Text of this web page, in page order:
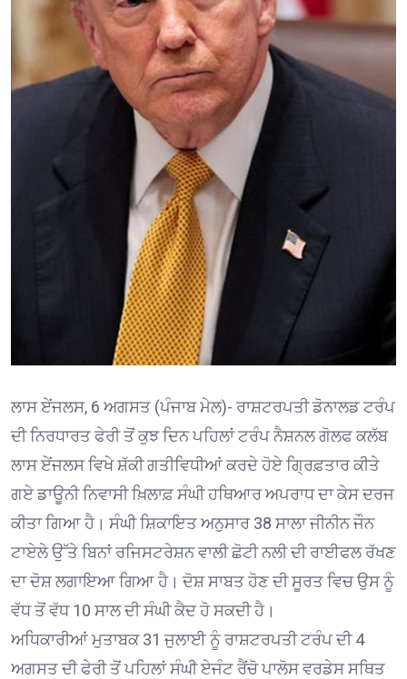
ਲਾਸ ਏਂਜਲਸ, 6 ਅਗਸਤ (ਪੰਜਾਬ ਮੇਲ)- ਰਾਸ਼ਟਰਪਤੀ ਡੋਨਾਲਡ ਟਰੰਪ
ਦੀ ਨਿਰਧਾਰਤ ਫੇਰੀ ਤੋਂ ਕੁਝ ਦਿਨ ਪਹਿਲਾਂ ਟਰੰਪ ਨੈਸ਼ਨਲ ਗੋਲਫ ਕਲੱਬ
ਲਾਸ ਏਂਜਲਸ ਵਿਖੇ ਸ਼ੱਕੀ ਗਤੀਵਿਧੀਆਂ ਕਰਦੇ ਹੋਏ ਗ੍ਰਿਫ਼ਤਾਰ ਕੀਤੇ
ਗਏ ਡਾਊਨੀ ਨਿਵਾਸੀ ਖ਼ਿਲਾਫ਼ ਸੰਘੀ ਹਥਿਆਰ ਅਪਰਾਧ ਦਾ ਕੇਸ ਦਰਜ
ਕੀਤਾ ਗਿਆ ਹੈ। ਸੰਘੀ ਸ਼ਿਕਾਇਤ ਅਨੁਸਾਰ 38 ਸਾਲਾ ਜੀਨੀਨ ਜੌਨ
ਟਾਏਲੇ ਉੱਤੇ ਬਿਨਾਂ ਰਜਿਸਟਰੇਸ਼ਨ ਵਾਲੀ ਛੋਟੀ ਨਲੀ ਦੀ ਰਾਈਫਲ ਰੱਖਣ
ਦਾ ਦੋਸ਼ ਲਗਾਇਆ ਗਿਆ ਹੈ। ਦੋਸ਼ ਸਾਬਤ ਹੋਣ ਦੀ ਸੂਰਤ ਵਿਚ ਉਸ ਨੂੰ
ਵੱਧ ਤੋਂ ਵੱਧ 10 ਸਾਲ ਦੀ ਸੰਘੀ ਕੈਦ ਹੋ ਸਕਦੀ ਹੈ।
ਅਧਿਕਾਰੀਆਂ ਮੁਤਾਬਕ 31 ਜੁਲਾਈ ਨੂੰ ਰਾਸ਼ਟਰਪਤੀ ਟਰੰਪ ਦੀ 4
ਅਗਸਤ ਦੀ ਫੇਰੀ ਤੋਂ ਪਹਿਲਾਂ ਸੰਘੀ ਏਜੰਟ ਰੈਂਚੋ ਪਾਲੋਸ ਵਰਡੇਸ ਸਥਿਤ